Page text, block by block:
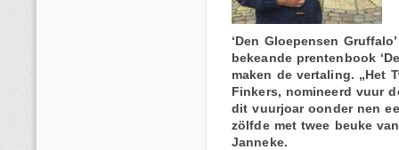
‘Den Gloepensen
bekeande prentenbook
maken de vertaling. „Het
Finkers, nomineerd vuur
dit vuurjoar oonder nen
zölfde met twee beuke
Janneke.